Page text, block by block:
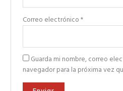
Correo electrónico*
Guarda mi nombre, correo
navegador para la próxima vez